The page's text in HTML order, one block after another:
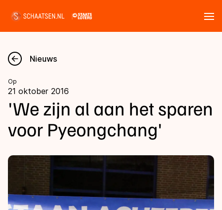
Nieuws
Kalender
Disciplines
Langebaan
Shorttrack
Inlineskaten
Uitslagen
Shorttrack
Tijden & historie
Nieuws
Op
21 oktober 2016
'We zijn al aan het sparen
voor Pyeongchang'